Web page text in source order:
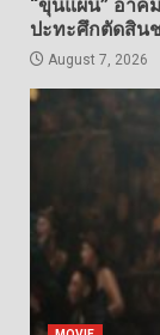
“ขุนแผน” อาค
ปะทะศึกตัดสิน
August 7, 2026